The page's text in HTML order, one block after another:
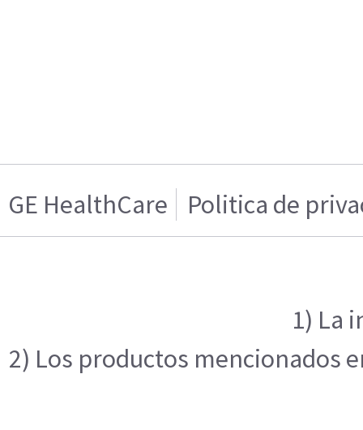
GE HealthCare Politica de
1) La
2) Los productos mencionados